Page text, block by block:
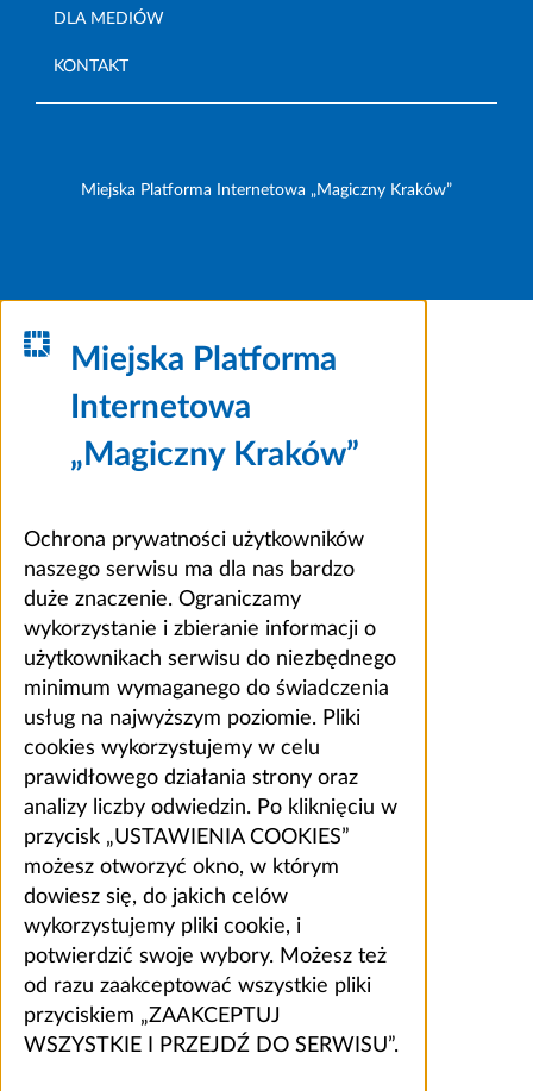
DLA MEDIÓW
KONTAKT
Miejska Platforma Internetowa „Magiczny Kraków”
Miejska Platforma
Internetowa
„Magiczny Kraków”
Ochrona prywatności użytkowników
naszego serwisu ma dla nas bardzo
duże znaczenie. Ograniczamy
wykorzystanie i zbieranie informacji o
użytkownikach serwisu do niezbędnego
minimum wymaganego do świadczenia
usług na najwyższym poziomie. Pliki
cookies wykorzystujemy w celu
prawidłowego działania strony oraz
analizy liczby odwiedzin. Po kliknięciu w
przycisk „USTAWIENIA COOKIES”
możesz otworzyć okno, w którym
dowiesz się, do jakich celów
wykorzystujemy pliki cookie, i
potwierdzić swoje wybory. Możesz też
od razu zaakceptować wszystkie pliki
przyciskiem „ZAAKCEPTUJ
WSZYSTKIE I PRZEJDŹ DO SERWISU”.